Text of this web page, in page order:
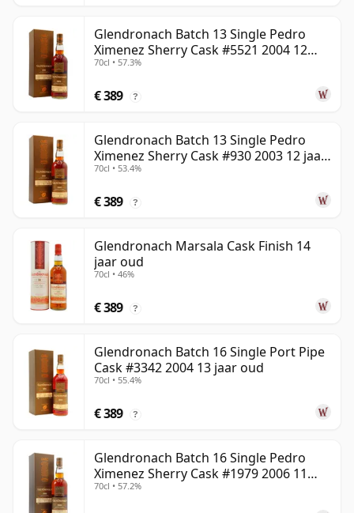
Glendronach Batch 13 Single Pedro
Ximenez Sherry Cask #5521 2004 12
jaar oud
70cl • 57.3%
€ 389 ?
Glendronach Batch 13 Single Pedro
Ximenez Sherry Cask #930 2003 12 jaar
oud
70cl • 53.4%
€ 389 ?
Glendronach Marsala Cask Finish 14
jaar oud
70cl • 46%
€ 389 ?
Glendronach Batch 16 Single Port Pipe
Cask #3342 2004 13 jaar oud
70cl • 55.4%
€ 389 ?
Glendronach Batch 16 Single Pedro
Ximenez Sherry Cask #1979 2006 11
jaar oud
70cl • 57.2%